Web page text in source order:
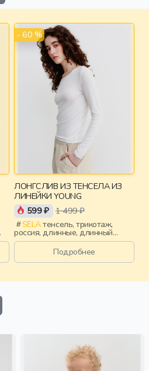
- 60 %
ЛОНГСЛИВ ИЗ ТЕНСЕЛА ИЗ
ЛИНЕЙКИ YOUNG
599 ₽ 1 499 ₽
SELAтенсель, трикотаж,
россия, длинные, длинный
рукав, приталенные, вырез,
круглый вырез, девочки,
старшеклассники, дети
Подробнее